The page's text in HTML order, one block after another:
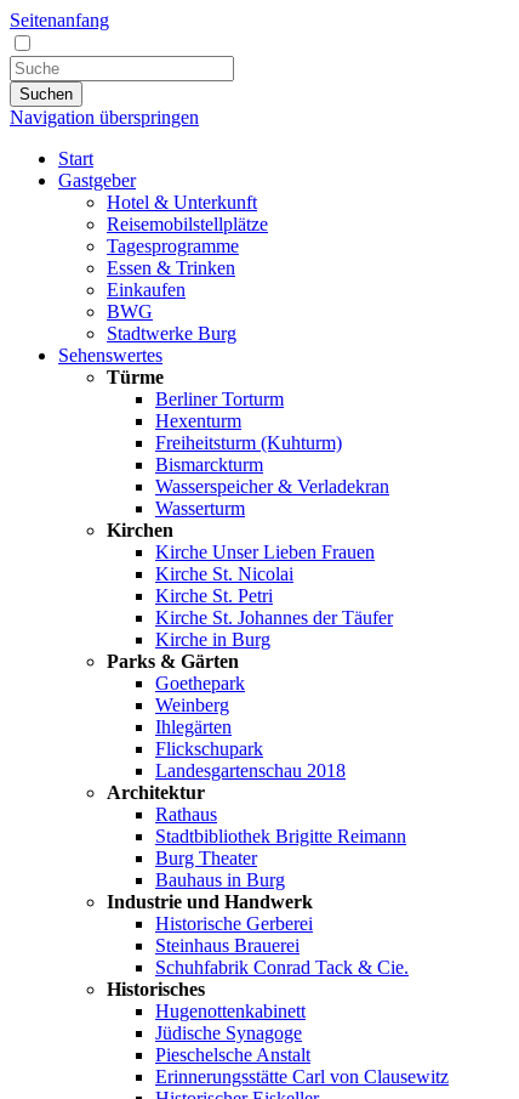
Seitenanfang
Suchen
Navigation überspringen
Start
Gastgeber
Hotel & Unterkunft
Reisemobilstellplätze
Tagesprogramme
Essen & Trinken
Einkaufen
BWG
Stadtwerke Burg
Sehenswertes
Türme
Berliner Torturm
Hexenturm
Freiheitsturm (Kuhturm)
Bismarckturm
Wasserspeicher & Verladekran
Wasserturm
Kirchen
Kirche Unser Lieben Frauen
Kirche St. Nicolai
Kirche St. Petri
Kirche St. Johannes der Täufer
Kirche in Burg
Parks & Gärten
Goethepark
Weinberg
Ihlegärten
Flickschupark
Landesgartenschau 2018
Architektur
Rathaus
Stadtbibliothek Brigitte Reimann
Burg Theater
Bauhaus in Burg
Industrie und Handwerk
Historische Gerberei
Steinhaus Brauerei
Schuhfabrik Conrad Tack & Cie.
Historisches
Hugenottenkabinett
Jüdische Synagoge
Pieschelsche Anstalt
Erinnerungsstätte Carl von Clausewitz